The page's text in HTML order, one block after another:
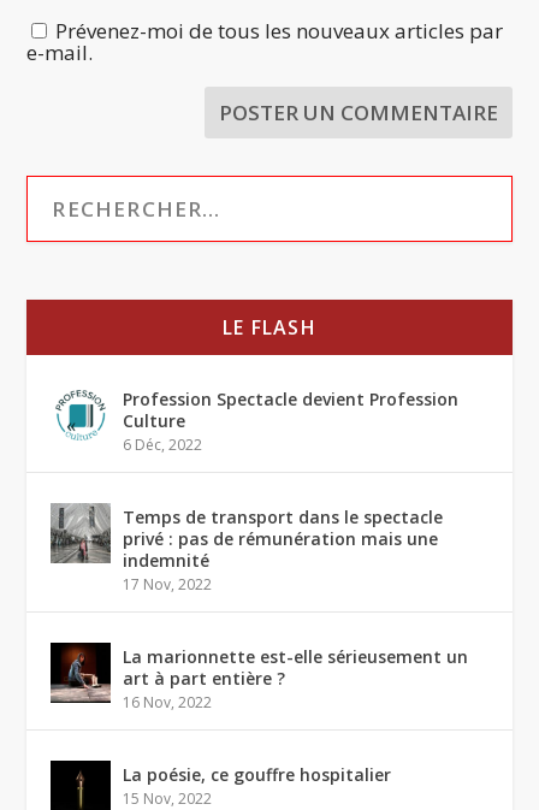
Prévenez-moi de tous les nouveaux articles par
e-mail.
LE FLASH
Profession Spectacle devient Profession
Culture
6 Déc, 2022
Temps de transport dans le spectacle
privé : pas de rémunération mais une
indemnité
17 Nov, 2022
La marionnette est-elle sérieusement un
art à part entière ?
16 Nov, 2022
La poésie, ce gouffre hospitalier
15 Nov, 2022